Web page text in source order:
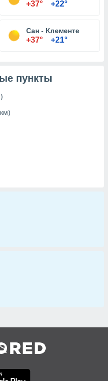
+37° +22°
Сан - Клементе
+37° +21°
пункты